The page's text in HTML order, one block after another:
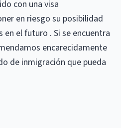
con una visa
en riesgo su posibilidad
en el futuro . Si se encuentra
encarecidamente
de inmigración que pueda